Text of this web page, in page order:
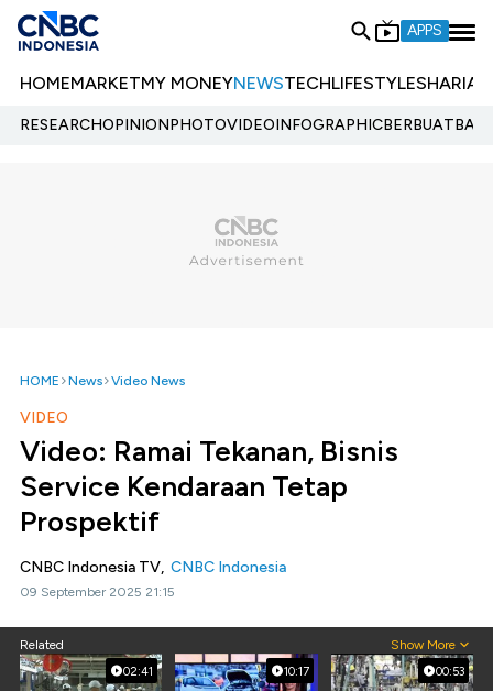
APPS
HOMEMARKETMY MONEYNEWSTECHLIFESTYLESHARIA
RESEARCHOPINIONPHOTOVIDEOINFOGRAPHIC
HOME News Video News
VIDEO
Video: Ramai Tekanan, Bisnis
Service Kendaraan Tetap
Prospektif
CNBC Indonesia TV, CNBC Indonesia
09 September 2025 21:15
Related Show More
02:41 10:17 00:53